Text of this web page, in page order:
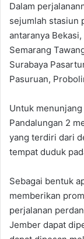
Dalam
sejumlah stasiun
antaranya
Semarang
Surabaya
Pasuruan,
‎Untuk
Pandalungan 2
yang terdiri dari
tempat duduk
‎Sebagai bentuk
memberikan
perjalanan
Jember dapat